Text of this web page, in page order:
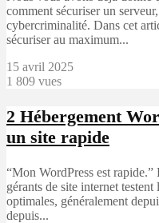
comment sécuriser un
cybercriminalité. Dans cet
sécuriser au maximum...
15 avril 2025
1 809 vues
2 Hébergement
un site rapide
“Mon WordPress est
gérants de site internet
optimales, généralement
depuis...